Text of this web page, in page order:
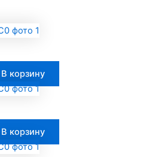
В корзину
В корзину